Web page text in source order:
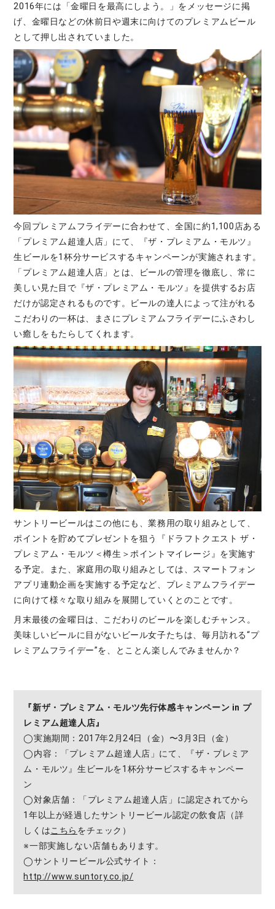
2016年には「金曜日を最高にしよう。」をメッセージに掲
げ、金曜日などの休前日や週末に向けてのプレミアムビール
として押し出されていました。
今回プレミアムフライデーに合わせて、全国に約1,100店ある
「プレミアム超達人店」にて、『ザ・プレミアム・モルツ』
生ビールを1杯分サービスするキャンペーンが実施されます。
「プレミアム超達人店」とは、ビールの管理を徹底し、常に
美しい見た目で『ザ・プレミアム・モルツ』を提供するお店
だけが認定されるものです。ビールの達人によって注がれる
こだわりの一杯は、まさにプレミアムフライデーにふさわし
い癒しをもたらしてくれます。
サントリービールはこの他にも、業務用の取り組みとして、
ポイントを貯めてプレゼントを狙う『ドラフトクエスト ザ・
プレミアム・モルツ＜樽生＞ポイントマイレージ』を実施す
る予定。また、家庭用の取り組みとしては、スマートフォン
アプリ連動企画を実施する予定など、プレミアムフライデー
に向けて様々な取り組みを展開していくとのことです。
月末最後の金曜日は、こだわりのビールを楽しむチャンス。
美味しいビールに目がないビール女子たちは、毎月訪れる“プ
レミアムフライデー”を、とことん楽しんでみませんか？
『新ザ・プレミアム・モルツ先行体感キャンペーン in プ
レミアム超達人店』
◯実施期間：2017年2月24日（金）〜3月3日（金）
◯内容：「プレミアム超達人店」にて、『ザ・プレミア
ム・モルツ』生ビールを1杯分サービスするキャンペー
ン
◯対象店舗：「プレミアム超達人店」に認定されてから
1年以上が経過したサントリービール認定の飲食店（詳
しくはこちら をチェック）
※一部実施しない店舗もあります。
◯サントリービール公式サイト：
http://www.suntory.co.jp/